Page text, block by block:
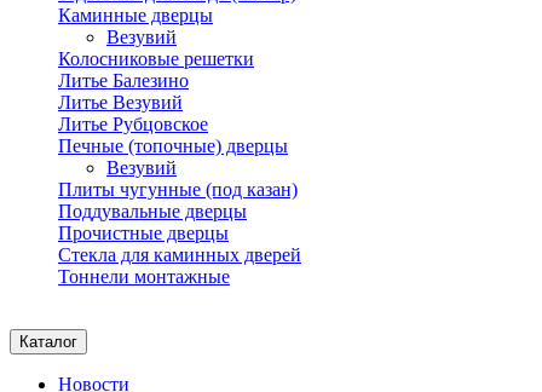
Каминные дверцы
Везувий
Колосниковые решетки
Литье Балезино
Литье Везувий
Литье Рубцовское
Печные (топочные) дверцы
Везувий
Плиты чугунные (под казан)
Поддувальные дверцы
Прочистные дверцы
Стекла для каминных дверей
Тоннели монтажные
Каталог
Новости